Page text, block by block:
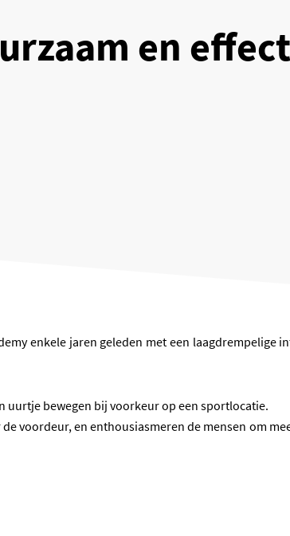
en
enkele jaren geleden met een laagdrempelige
uurtje bewegen bij voorkeur op een sportlocatie.
voordeur, en enthousiasmeren de mensen om